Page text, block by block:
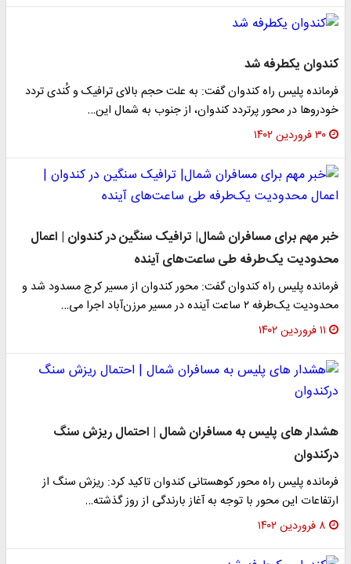
کندوان یکطرفه شد
فرمانده پلیس راه کندوان گفت: به علت حجم‌ بالای ترافیک و کُندی تردد
خودروها در محور پرتردد کندوان، از جنوب به شمال این…
۳۰ فروردین ۱۴۰۲
خبر مهم برای مسافران شمال| ترافیک سنگین در کندوان | اعمال
محدودیت یک‌طرفه طی ساعت‌های آینده
فرمانده پلیس راه کندوان گفت: محور کندوان از مسیر کرج مسدود شد و
محدودیت یک‌طرفه ۲ ساعت آینده در مسیر مرزن‌آباد اجرا می‌…
۱۱ فروردین ۱۴۰۲
هشدار های پلیس به مسافران شمال | احتمال ریزش سنگ
درکندوان
فرمانده پلیس راه محور کوهستانی کندوان تاکید کرد: ریزش سنگ از
ارتفاعات این محور با توجه به آغاز بارندگی از روز گذشته…
۸ فروردین ۱۴۰۲